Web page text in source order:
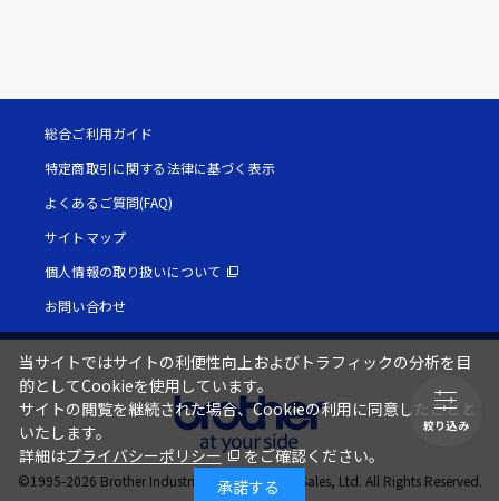
絞り込み
総合ご利用ガイド
特定商取引に関する法律に基づく表示
よくあるご質問(FAQ)
サイトマップ
個人情報の取り扱いについて
お問い合わせ
©1995-2026 Brother Industries, Ltd. / Brother Sales, Ltd. All Rights Reserved.
当サイトではサイトの利便性向上およびトラフィックの分析を目
的としてCookieを使用しています。
サイトの閲覧を継続された場合、Cookieの利用に同意したことと
いたします。
詳細はプライバシーポリシー
をご確認ください。
承諾する